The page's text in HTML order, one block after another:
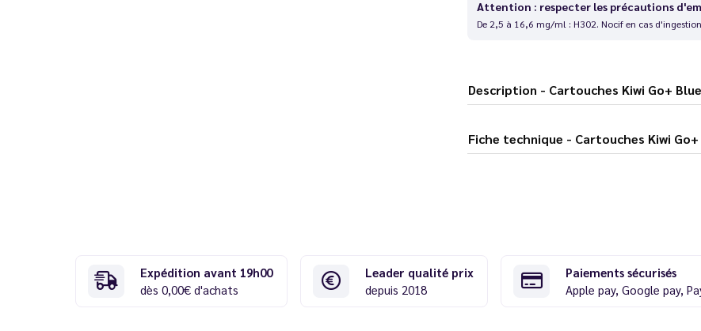
Attention : respecter les précautions
De 2,5 à 16,6 mg/ml : H302. Nocif en cas
Description - Cartouches Kiwi
Fiche technique - Cartouches
Expédition avant 19h00
dès 0,00€ d'achats
Leader qualité prix
depuis 2018
Paiements sécurisés
Apple pay, Google pay,